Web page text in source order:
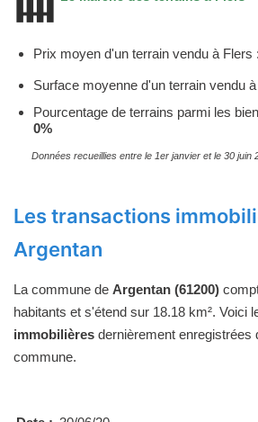
Prix moyen d'un terrain vendu à Flers :
Surface moyenne d'un terrain vendu
Pourcentage de terrains parmi les
0%
Données recueillies entre le 1er janvier et le 30 juin
Les transactions
Argentan
La commune de Argentan (61200)
habitants et s'étend sur 18.18 km². Voici
immobilières dernièrement enregistrées
commune.